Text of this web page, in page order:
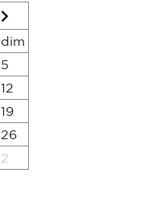
dim
5
12
19
26
2